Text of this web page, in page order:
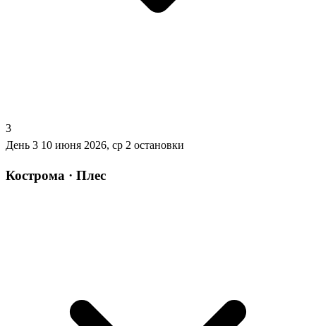
3
День 3 10 июня 2026, ср 2 остановки
Кострома · Плес